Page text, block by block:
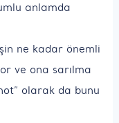
anlamda
ne kadar önemli
ve ona sarılma
olarak da bunu